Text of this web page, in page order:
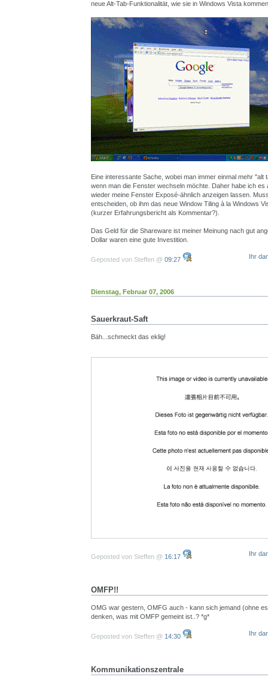
neue Alt-Tab-Funktionalität, wie sie in Windows Vista
Eine interessante Sache, wobei man immer einmal mehr "alt
wenn man die Fenster wechseln möchte. Daher habe ich es
wieder meine Fenster Exposé-ähnlich anzeigen lassen.
entscheiden, ob ihm das neue Window Tiling à la Windows
(kurzer Erfahrungsbericht als Kommentar?).
Das Geld für die Shareware ist meiner Meinung nach gut
Dollar waren eine gute Investition.
Geposted von Steffen @ 09:27 Ihr
Dienstag, Februar 07, 2006
Sauerkraut-Saft
Bäh...schmeckt das eklig!
Geposted von Steffen @ 16:17 Ihr
OMFP!!
OMG war gestern, OMFG auch - kann sich jemand (ohne
denken, was mit OMFP gemeint ist..? *g*
Geposted von Steffen @ 14:30 Ihr
Kommunikationszentrale